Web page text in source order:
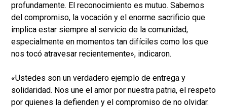
profundamente. El reconocimiento es mutuo. Sabemos
del compromiso, la vocación y el enorme sacrificio que
implica estar siempre al servicio de la comunidad,
especialmente en momentos tan difíciles como los que
nos tocó atravesar recientemente», indicaron.
«Ustedes son un verdadero ejemplo de entrega y
solidaridad. Nos une el amor por nuestra patria, el respeto
por quienes la defienden y el compromiso de no olvidar.